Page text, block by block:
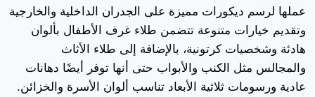
عملها لرسم ديكورات مميزة على الجدران الداخلية والخارجية
وتقديم خيارات متنوعة تتضمن طلاء غرف الأطفال بألوان
هادئة وشخصيات كرتونية، بالإضافة إلى طلاء الأثاث
والمجالس مثل الكنب والأبواب حتى أنها توفر أيضًا دهانات
عادية ورسومات ثلاثية الأبعاد تناسب ألوان الأسرة والخزائن.